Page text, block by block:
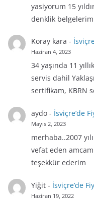
yasiyorum 15
denklik
Koray kara -
Haziran 4, 2023
34 yaşında 11
servis dahil
sertifikam, KBRN
aydo- İsviçre’de
Mayıs 2, 2023
merhaba..2007
vefat eden
teşekkür ederim
Yiğit- İsviçre’de
Haziran 19, 2022